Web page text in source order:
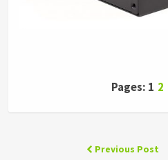
Pages: 1 2
Previous Post